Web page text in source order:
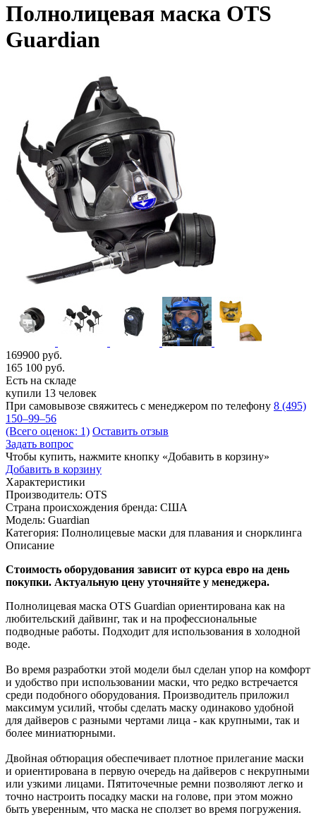
Полнолицевая маска OTS
Guardian
169900 руб.
165 100 руб.
Есть на складе
купили 13 человек
При самовывозе свяжитесь с менеджером по телефону 8 (495)
150–99–56
(Всего оценок: 1) Оставить отзыв
Задать вопрос
Чтобы купить, нажмите кнопку «Добавить в корзину»
Добавить в корзину
Характеристики
Производитель: OTS
Страна происхождения бренда: США
Модель: Guardian
Категория: Полнолицевые маски для плавания и снорклинга
Описание
Стоимость оборудования зависит от курса евро на день
покупки. Актуальную цену уточняйте у менеджера.
Полнолицевая маска OTS Guardian ориентирована как на
любительский дайвинг, так и на профессиональные
подводные работы. Подходит для использования в холодной
воде.
Во время разработки этой модели был сделан упор на комфорт
и удобство при использовании маски, что редко встречается
среди подобного оборудования. Производитель приложил
максимум усилий, чтобы сделать маску одинаково удобной
для дайверов с разными чертами лица - как крупными, так и
более миниатюрными.
Двойная обтюрация обеспечивает плотное прилегание маски
и ориентирована в первую очередь на дайверов с некрупными
или узкими лицами. Пятиточечные ремни позволяют легко и
точно настроить посадку маски на голове, при этом можно
быть уверенным, что маска не сползет во время погружения.